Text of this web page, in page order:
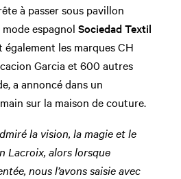
à passer sous pavillon
mode espagnolSociedad Textil
les marques CH
Garcia et 600 autres
a annoncé dans un
sur la maison de couture.
la vision, la magie et le
Lacroix, alors lorsque
nous l’avons saisie avec